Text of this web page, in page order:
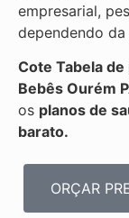
empresarial,
dependendo
Cote Tabela
Bebês Ourém
os planos de
barato.
ORÇAR